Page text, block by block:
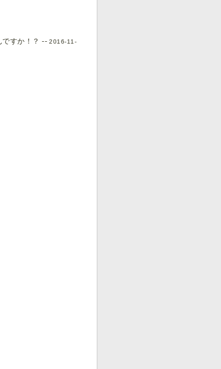
ですか！？ --2016-11-